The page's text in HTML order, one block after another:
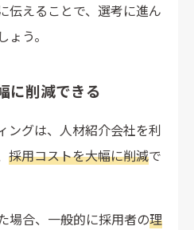
伝えることで、選考に進ん
う。
に削減できる
ングは、人材紹介会社を利
採用コストを大幅に削減で
場合、一般的に採用者の理